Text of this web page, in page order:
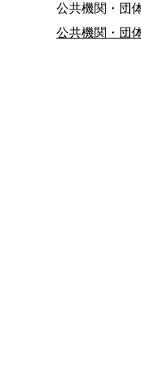
公共機関・団
公共機関・団